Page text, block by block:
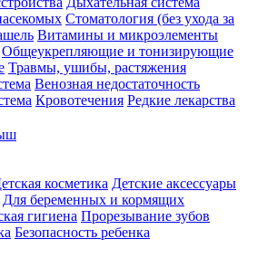
Стоматология (без ухода за
Витамины и микроэлементы
Общеукрепляющие и тонизирующие
Травмы, ушибы, растяжения
Венозная недостаточность
Кровотечения Редкие лекарства
косметика Детские аксессуары
Для беременных и кормящих
гигиена Прорезывание зубов
Безопасность ребенка